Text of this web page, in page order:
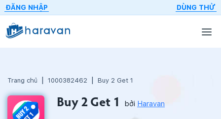
ĐĂNG NHẬP DÙNG THỬ
Trang chủ 1000382462 Buy 2 Get 1
Buy 2 Get 1 bởi Haravan